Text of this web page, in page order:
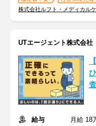
株式会社ルフト・メディカル
UTエージェント株式会
給与
月給 18